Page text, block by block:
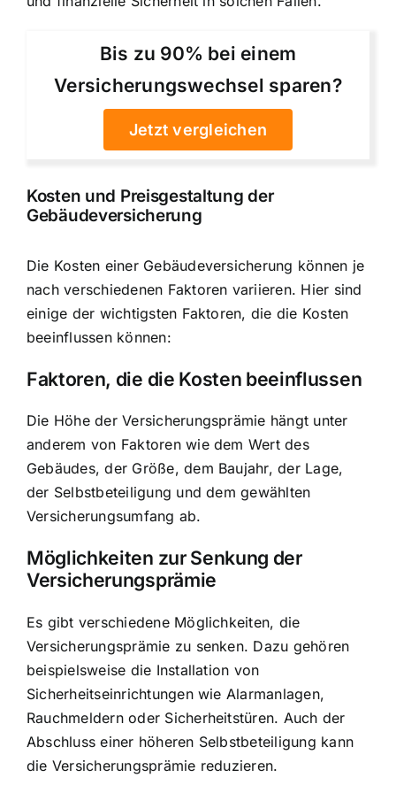
Bis zu 90% bei einem
Versicherungswechsel sparen?
Jetzt vergleichen
Kosten und Preisgestaltung der
Gebäudeversicherung
Die Kosten einer Gebäudeversicherung können je
nach verschiedenen Faktoren variieren. Hier sind
einige der wichtigsten Faktoren, die die Kosten
beeinflussen können:
Faktoren, die die Kosten beeinflussen
Die Höhe der Versicherungsprämie hängt unter
anderem von Faktoren wie dem Wert des
Gebäudes, der Größe, dem Baujahr, der Lage,
der Selbstbeteiligung und dem gewählten
Versicherungsumfang ab.
Möglichkeiten zur Senkung der
Versicherungsprämie
Es gibt verschiedene Möglichkeiten, die
Versicherungsprämie zu senken. Dazu gehören
beispielsweise die Installation von
Sicherheitseinrichtungen wie Alarmanlagen,
Rauchmeldern oder Sicherheitstüren. Auch der
Abschluss einer höheren Selbstbeteiligung kann
die Versicherungsprämie reduzieren.